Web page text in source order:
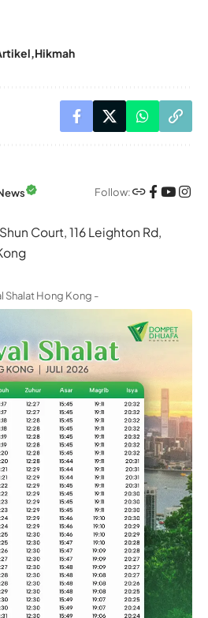
Hikmah
Follow:
Court, 116 Leighton Rd,
Shalat Hong Kong -